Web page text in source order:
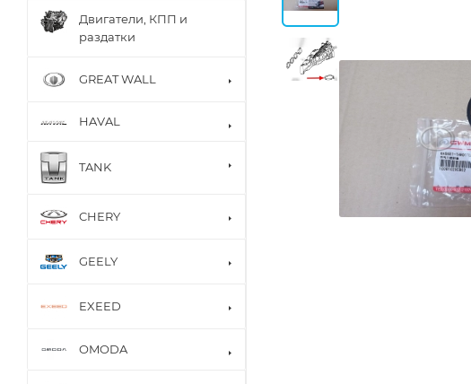
Двигатели, КПП и
раздатки
GREAT WALL
HAVAL
TANK
CHERY
GEELY
EXEED
OMODA